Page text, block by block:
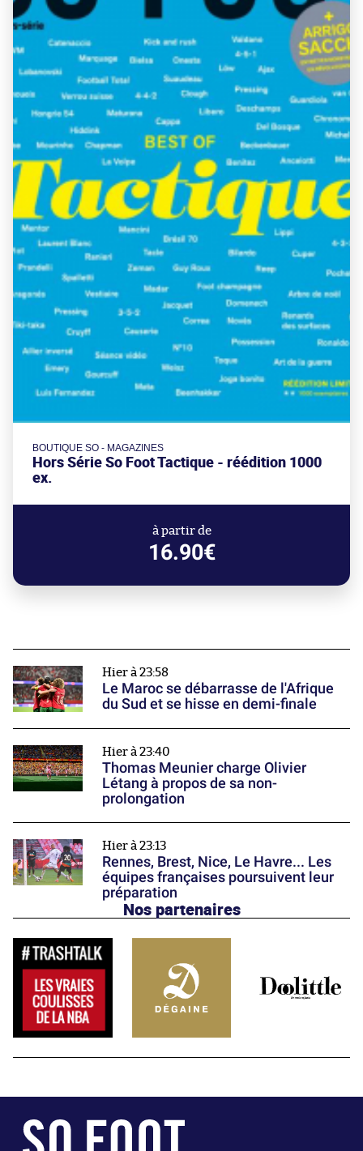
BOUTIQUE SO - MAGAZINES
Hors Série So Foot Tactique - réédition 1000
ex.
à partir de
16.90€
Hier à 23:58
Le Maroc se débarrasse de l'Afrique
du Sud et se hisse en demi-finale
Hier à 23:40
Thomas Meunier charge Olivier
Létang à propos de sa non-
prolongation
Hier à 23:13
Rennes, Brest, Nice, Le Havre... Les
équipes françaises poursuivent leur
préparation
Nos partenaires